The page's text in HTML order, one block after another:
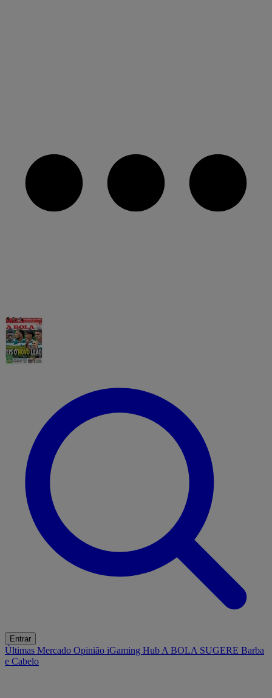
Entrar
Últimas Mercado Opinião iGaming Hub A BOLA SUGERE Barba
e Cabelo